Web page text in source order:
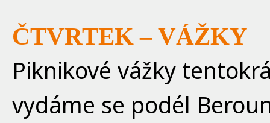
ČTVRTEK – VÁŽKY
Piknikové vážky
vydáme se podél